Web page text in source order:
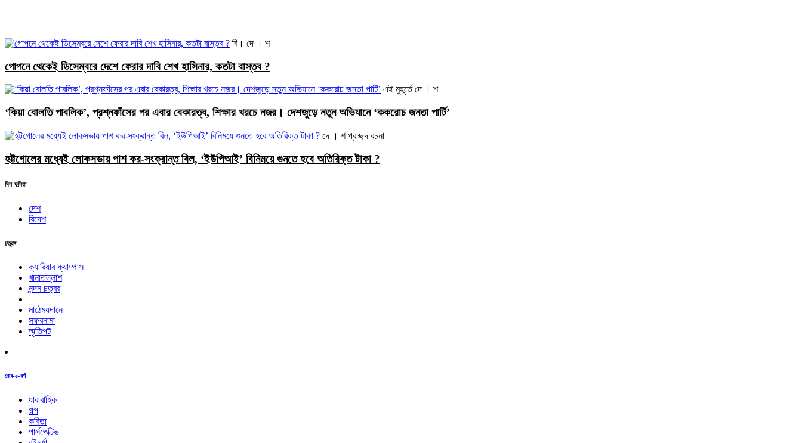
বি। দে । শ
গোপনে থেকেই ডিসেম্বরে দেশে ফেরার দাবি শেখ হাসিনার, কতটা বাস্তব ?
এই মুহূর্তে দে । শ
‘কিয়া বোলতি পাবলিক’, প্রশ্নফাঁসের পর এবার বেকারত্ব, শিক্ষার খরচে নজর। দেশজুড়ে নতুন অভিযানে ‘ককরোচ জনতা পার্টি’
দে । শ প্রচ্ছদ রচনা
হট্টগোলের মধ্যেই লোকসভায় পাশ কর-সংক্রান্ত বিল, ‘ইউপিআই’ বিনিময়ে গুনতে হবে অতিরিক্ত টাকা ?
দিন-দুনিয়া
দেশ
বিদেশ
চতুরঙ্গ
ক্যারিয়ার ক্যাম্পাস
খানাতল্লাশ
নন্দন চত্বর
মাঠেময়দানে
সফরনামা
স্মৃতিপট
রোব-e-বর্ণ
ধারাবাহিক
গল্প
কবিতা
পার্সপেক্টিভ